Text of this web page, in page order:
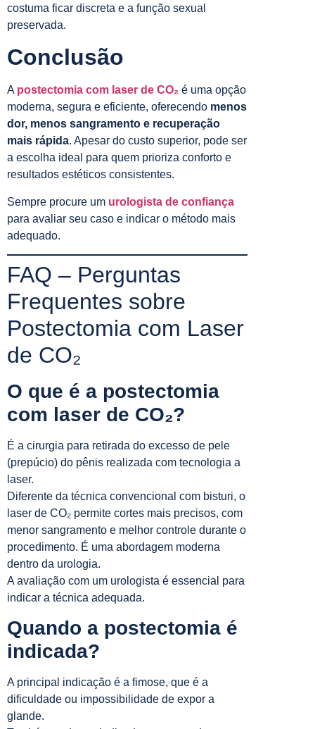
costuma ficar discreta e a função sexual
preservada.
Conclusão
A postectomia com laser de CO₂ é uma opção
moderna, segura e eficiente, oferecendo menos
dor, menos sangramento e recuperação
mais rápida. Apesar do custo superior, pode ser
a escolha ideal para quem prioriza conforto e
resultados estéticos consistentes.
Sempre procure um urologista de confiança
para avaliar seu caso e indicar o método mais
adequado.
FAQ – Perguntas
Frequentes sobre
Postectomia com Laser
de CO₂
O que é a postectomia
com laser de CO₂?
É a cirurgia para retirada do excesso de pele
(prepúcio) do pênis realizada com tecnologia a
laser.
Diferente da técnica convencional com bisturi, o
laser de CO₂ permite cortes mais precisos, com
menor sangramento e melhor controle durante o
procedimento. É uma abordagem moderna
dentro da urologia.
A avaliação com um urologista é essencial para
indicar a técnica adequada.
Quando a postectomia é
indicada?
A principal indicação é a fimose, que é a
dificuldade ou impossibilidade de expor a
glande.